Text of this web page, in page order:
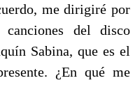
me dirigiré por
del disco
Sabina, que es el
¿En qué me